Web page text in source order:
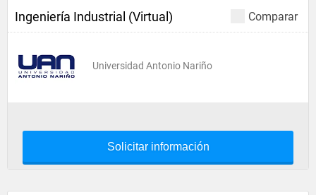
Comparar
Ingeniería Industrial (Virtual)
Universidad Antonio Nariño
Solicitar información